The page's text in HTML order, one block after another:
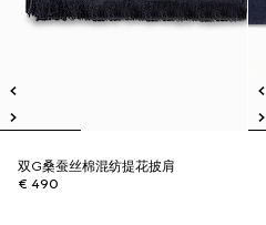
双G桑蚕丝棉混纺提花披肩
€ 490